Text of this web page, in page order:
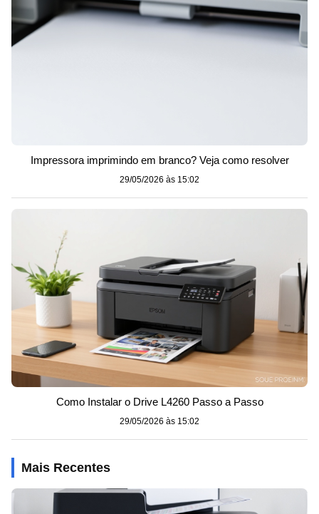
Impressora imprimindo em branco? Veja como resolver
29/05/2026 às 15:02
Como Instalar o Drive L4260 Passo a Passo
29/05/2026 às 15:02
Mais Recentes